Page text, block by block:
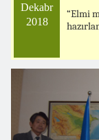
Dekabr
2018
“Elmi